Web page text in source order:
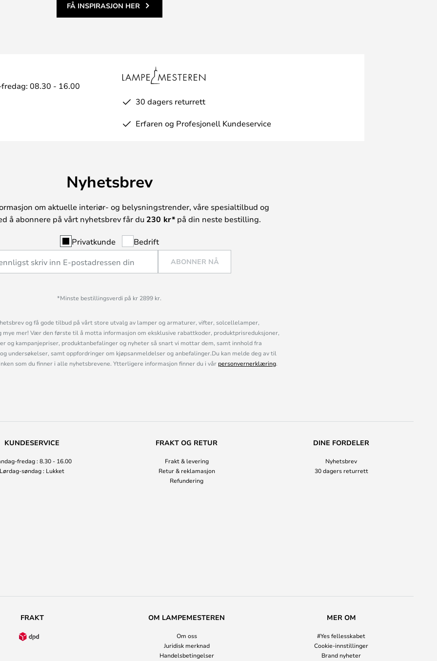
FÅ INSPIRASJON HER
08.30 - 16.00
30 dagers returrett
Erfaren og Profesjonell Kundeservice
Nyhetsbrev
om aktuelle interiør- og belysningstrender, våre spesialtilbud og
å abonnere på vårt nyhetsbrev får du 230 kr*på din neste bestilling.
Privatkunde Bedrift
ABONNER NÅ
*Minste bestillingsverdi på kr 2899 kr.
og få gode tilbud på vårt store utvalg av lamper og armaturer, vifter, solcellelamper,
mer! Vær den første til å motta informasjon om eksklusive rabattkoder, produktprisreduksjoner,
og kampanjepriser, produktanbefalinger og nyheter så snart vi mottar dem, samt innhold fra
undersøkelser, samt oppfordringer om kjøpsanmeldelser og anbefalinger.Du kan melde deg av til
som du finner i alle nyhetsbrevene. Ytterligere informasjon finner du i vår personvernerklæring.
KUNDESERVICE
fredag : 8.30 - 16.00
Lørdag-søndag : Lukket
FRAKT OG RETUR
Frakt & levering
Retur & reklamasjon
Refundering
DINE FORDELER
Nyhetsbrev
30 dagers returrett
FRAKT OM LAMPEMESTEREN
Om oss
Juridisk merknad
Handelsbetingelser
MER OM
#Yes fellesskabet
Cookie-innstillinger
Brand nyheter